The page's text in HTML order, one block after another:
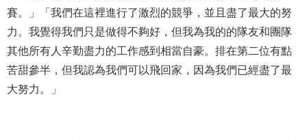
賽。」「我們在這裡進行了激烈的競爭，並且盡了最大的努
力。我覺得我們只是做得不夠好，但我為我的的隊友和團隊
其他所有人辛勤盡力的工作感到相當自豪。排在第二位有點
苦甜參半，但我認為我們可以飛回家，因為我們已經盡了最
大努力。」